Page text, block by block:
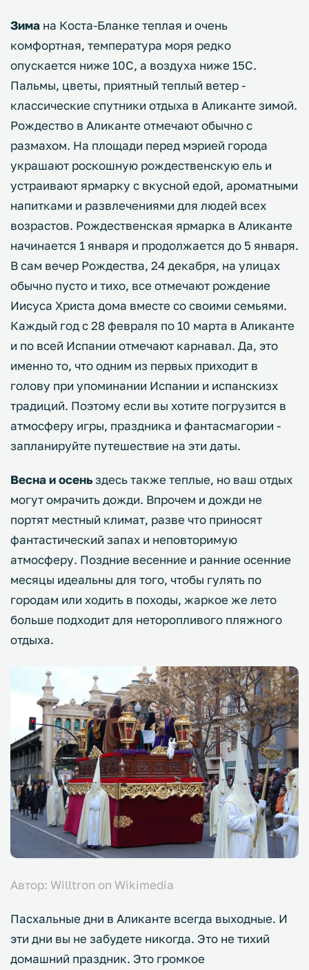
Зима на Коста-Бланке теплая и очень
комфортная, температура моря редко
опускается ниже 10С, а воздуха ниже 15С.
Пальмы, цветы, приятный теплый ветер -
классические спутники отдыха в Аликанте зимой.
Рождество в Аликанте отмечают обычно с
размахом. На площади перед мэрией города
украшают роскошную рождественскую ель и
устраивают ярмарку с вкусной едой, ароматными
напитками и развлечениями для людей всех
возрастов. Рождественская ярмарка в Аликанте
начинается 1 января и продолжается до 5 января.
В сам вечер Рождества, 24 декабря, на улицах
обычно пусто и тихо, все отмечают рождение
Иисуса Христа дома вместе со своими семьями.
Каждый год с 28 февраля по 10 марта в Аликанте
и по всей Испании отмечают карнавал. Да, это
именно то, что одним из первых приходит в
голову при упоминании Испании и испанскизх
традиций. Поэтому если вы хотите погрузится в
атмосферу игры, праздника и фантасмагории -
запланируйте путешествие на эти даты.
Весна и осеньздесь также теплые, но ваш отдых
могут омрачить дожди. Впрочем и дожди не
портят местный климат, разве что приносят
фантастический запах и неповторимую
атмосферу. Поздние весенние и ранние осенние
месяцы идеальны для того, чтобы гулять по
городам или ходить в походы, жаркое же лето
больше подходит для неторопливого пляжного
отдыха.
Автор: Willtron on Wikimedia
Пасхальные дни в Аликанте всегда выходные. И
эти дни вы не забудете никогда. Это не тихий
домашний праздник. Это громкое